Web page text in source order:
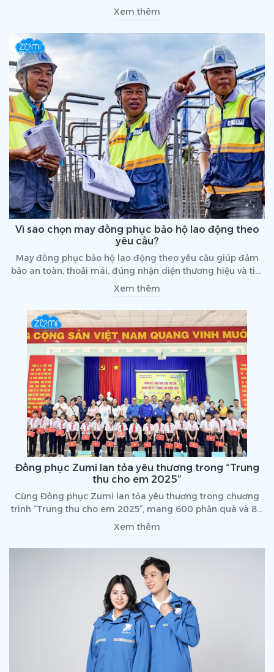
giữ kỷ niệm tuổi học trò.
Xem thêm
Vì sao chọn may đồng phục bảo hộ lao động theo
yêu cầu?
May đồng phục bảo hộ lao động theo yêu cầu giúp đảm
bảo an toàn, thoải mái, đúng nhận diện thương hiệu và tiết
kiệm chi phí cho doanh nghiệp.
Xem thêm
Đồng phục Zumi lan tỏa yêu thương trong “Trung
thu cho em 2025”
Cùng Đồng phục Zumi lan tỏa yêu thương trong chương
trình “Trung thu cho em 2025”, mang 600 phần quà và 80
suất học bổng đến với trẻ em hai xã biên giới Phước Chỉ –
Hảo Đước (Tây Ninh). Một mùa trăng trọn vẹn, ấm áp và
đầy ý nghĩa!
Xem thêm